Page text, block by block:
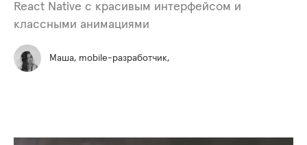
React Native с красивым интерфейсом и
классными анимациями
Маша, mobile-разработчик,